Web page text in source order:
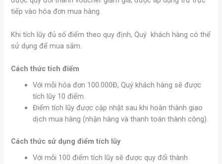
tiếp vào hóa đơn mua hàng.
Khi tích lũy đủ số điểm theo quy định, Quý khách hàng có thể
sử dụng để mua sắm.
Cách thức tích điểm
Với mỗi hóa đơn 100.000Đ, Quý khách hàng sẽ được
tích lũy 10 điểm.
Điểm tích lũy được cập nhật sau khi hoàn thành giao
dịch mua hàng (nhận hàng và thanh toán thành công).
Cách thức sử dụng điểm tích lũy
Với mỗi 100 điểm tích lũy sẽ được quy đổi thành